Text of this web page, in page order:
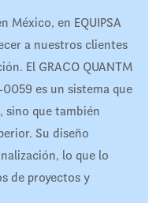
México, en EQUIPSA
a nuestros clientes
El GRACO QUANTM
es un sistema que
sino que también
Su diseño
lo que lo
de proyectos y